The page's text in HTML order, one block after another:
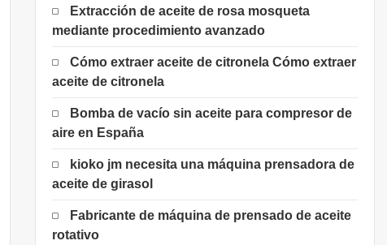
Extracción de aceite de rosa mosqueta
mediante procedimiento avanzado
Cómo extraer aceite de citronela Cómo extraer
aceite de citronela
Bomba de vacío sin aceite para compresor de
aire en España
kioko jm necesita una máquina prensadora de
aceite de girasol
Fabricante de máquina de prensado de aceite
rotativo